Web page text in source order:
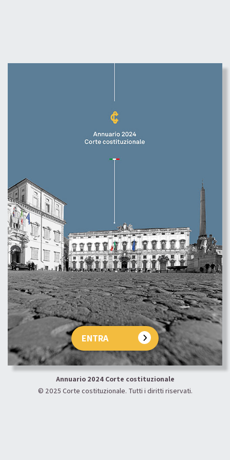
ENTRA
Annuario 2024 Corte costituzionale
© 2025 Corte costituzionale. Tutti i diritti riservati.